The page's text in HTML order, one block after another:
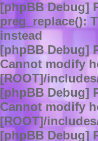
[phpBB Debug]
preg_replace():
instead
[phpBB Debug]
Cannot modify
[ROOT]/
[phpBB Debug]
Cannot modify
[ROOT]/
[phpBB Debug]